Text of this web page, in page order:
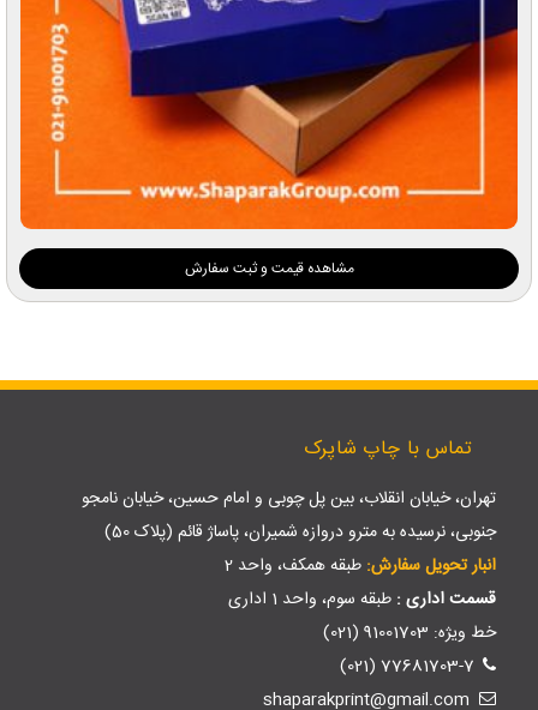
مشاهده قیمت و ثبت سفارش
تماس با چاپ شاپرک
تهران، خیابان انقلاب، بین پل چوبی و امام حسین، خیابان نامجو
جنوبی، نرسیده به مترو دروازه شمیران، پاساژ قائم (پلاک 50)
انبار تحویل سفارش: طبقه همکف، واحد 2
قسمت اداری : طبقه سوم، واحد 1 اداری
خط ویژه: 91001703 (021)
77681703-7 (021)